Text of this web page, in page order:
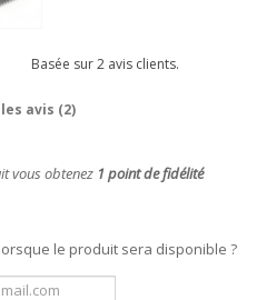
Basée sur2 avis clients.
avis (2)
vous obtenez 1 point de fidélité
le produit sera disponible ?